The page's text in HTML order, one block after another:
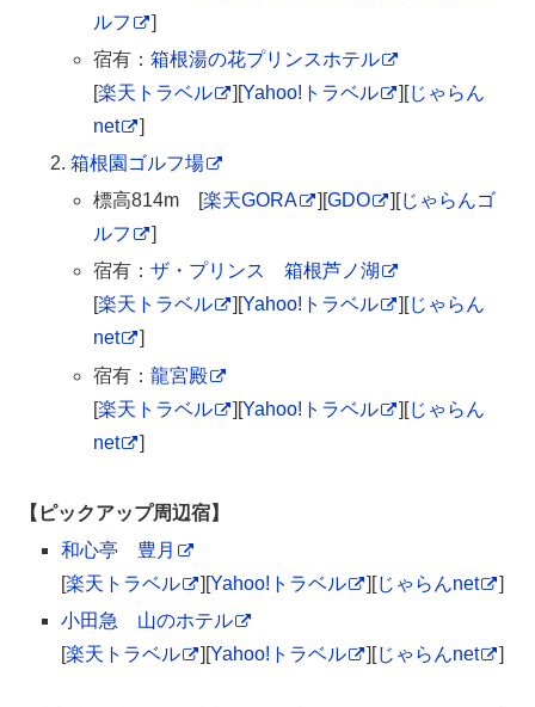
ルフ
]
宿有：箱根湯の花プリンスホテル
[楽天トラベル ][Yahoo!トラベル ][じゃらん
net
]
箱根園ゴルフ場
標高814m [楽天GORA ][GDO ][じゃらんゴ
ルフ
]
宿有：ザ・プリンス 箱根芦ノ湖
[楽天トラベル ][Yahoo!トラベル ][じゃらん
net
]
宿有：龍宮殿
[楽天トラベル ][Yahoo!トラベル ][じゃらん
net
]
【ピックアップ周辺宿】
和心亭 豊月
[楽天トラベル ][Yahoo!トラベル ][じゃらんnet
]
小田急 山のホテル
[楽天トラベル ][Yahoo!トラベル ][じゃらんnet ]